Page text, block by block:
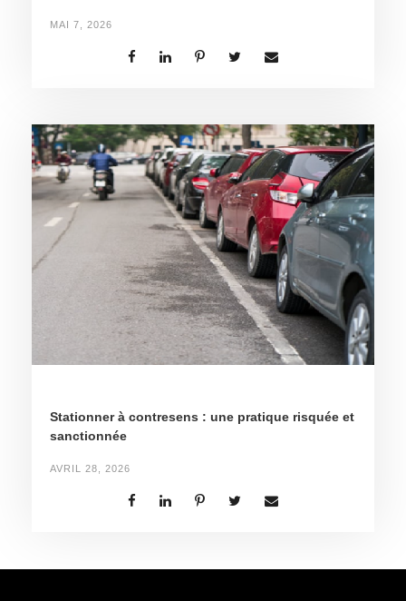
MAI 7, 2026
Stationner à contresens : une pratique risquée et
sanctionnée
AVRIL 28, 2026